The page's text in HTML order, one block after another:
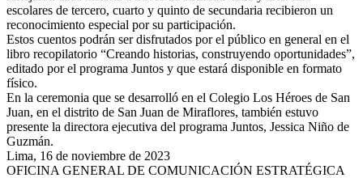
escolares de tercero, cuarto y quinto de secundaria recibieron un
reconocimiento especial por su participación.
Estos cuentos podrán ser disfrutados por el público en general en el
libro recopilatorio “Creando historias, construyendo oportunidades”,
editado por el programa Juntos y que estará disponible en formato
físico.
En la ceremonia que se desarrolló en el Colegio Los Héroes de San
Juan, en el distrito de San Juan de Miraflores, también estuvo
presente la directora ejecutiva del programa Juntos, Jessica Niño de
Guzmán.
Lima, 16 de noviembre de 2023
OFICINA GENERAL DE COMUNICACIÓN ESTRATÉGICA